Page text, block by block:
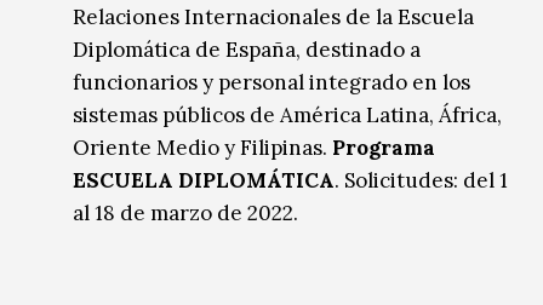
Relaciones Internacionales de la Escuela
Diplomática de España, destinado a
funcionarios y personal integrado en los
sistemas públicos de América Latina, África,
Oriente Medio y Filipinas. Programa
ESCUELA DIPLOMÁTICA. Solicitudes: del 1
al 18 de marzo de 2022.